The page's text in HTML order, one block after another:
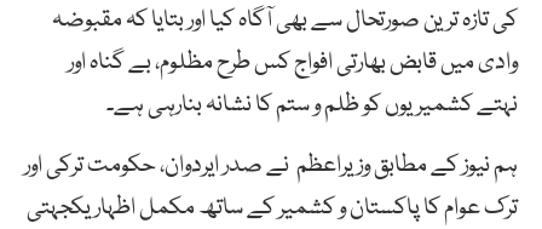
کی تازہ ترین صورتحال سے بھی آگاہ کیا اور بتایا کہ مقبوضہ
وادی میں قابض بھارتی افواج کس طرح مظلوم، بے گناہ اور
نہتے کشمیریوں کو ظلم و ستم کا نشانہ بنارہی ہے۔
ہم نیوز کے مطابق وزیراعظم نے صدر ایردوان، حکومت ترکی اور
ترک عوام کا پاکستان و کشمیر کے ساتھ مکمل اظہار یکجہتی